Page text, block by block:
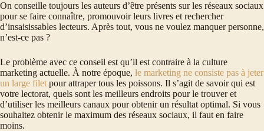
On conseille toujours les auteurs d’être présents sur les réseaux sociaux
pour se faire connaître, promouvoir leurs livres et rechercher
d’insaisissables lecteurs. Après tout, vous ne voulez manquer personne,
n’est-ce pas ?
Le problème avec ce conseil est qu’il est contraire à la culture
marketing actuelle. À notre époque, le marketing ne consiste pas à jeter
un large filet pour attraper tous les poissons. Il s’agit de savoir qui est
votre lectorat, quels sont les meilleurs endroits pour le trouver et
d’utiliser les meilleurs canaux pour obtenir un résultat optimal. Si vous
souhaitez obtenir le maximum des réseaux sociaux, il faut en faire
moins.